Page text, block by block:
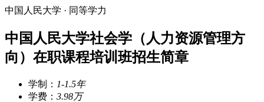
中国人民大学 · 同等学力
中国人民大学社会学（人力资源管理方
向）在职课程培训班招生简章
学制： 1-1.5年
学费： 3.98万